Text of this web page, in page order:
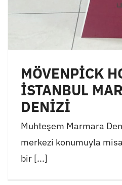
MÖVENPİCK
İSTANBUL
DENİZİ
Muhteşem Marmara
merkezi konumuyla
bir [...]